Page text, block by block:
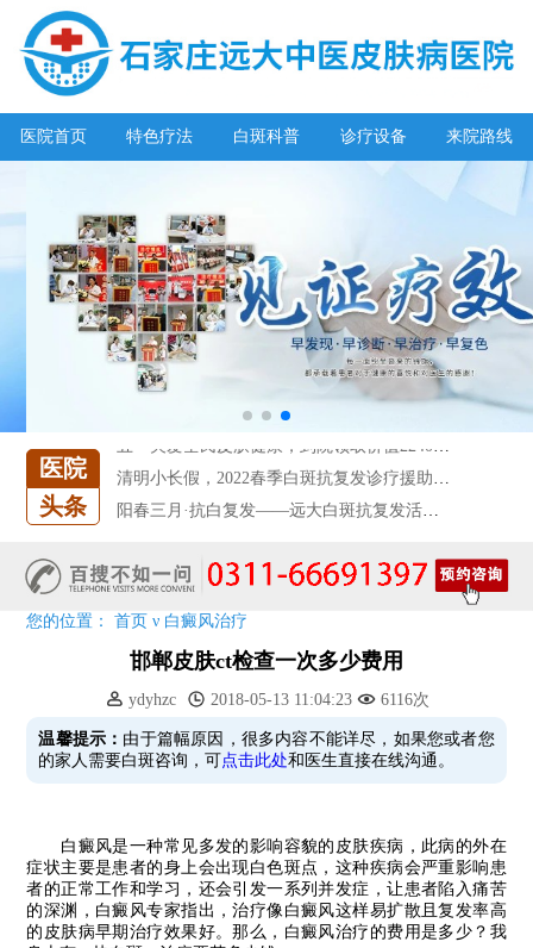
医院首页 特色疗法 白斑科普 诊疗设备 来院路线
医院
头条
阳春三月·抗白复发——远大白斑抗复发活动开启!
7天唤醒黑色素，寒假不留白 体面迎新年!
特邀原清华大学第一附属医院皮肤科主任28-29日来院会诊
预约从速!远大白转黑分享活动即将开幕!特邀北京专家来院坐诊!
恭贺伍德镜检查系统成功落户!暑期超强福利点击领取!
【世界白癜风日】白斑0元普查，更有多重福利千万别错过!
欢乐六一 “粽”享端午——彩绘童画世界 留住美丽瞬间
清明小长假，2022春季白斑抗复发诊疗援助活动开启!
阳春三月·抗白复发——远大白斑抗复发活动开启!
放寒假，祛白斑!7天唤醒黑色素!白斑强化诊疗进行中!
特邀原清华大学第一附属医院皮肤科主任28-29日来院会诊
您的位置：首页 ν 白癜风治疗
邯郸皮肤ct检查一次多少费用
ydyhzc 2018-05-13 11:04:23 6116次
温馨提示： 由于篇幅原因，很多内容不能详尽，如果您或者您
的家人需要白斑咨询，可点击此处和医生直接在线沟通。
白癜风是一种常见多发的影响容貌的皮肤疾病，此病的外在
症状主要是患者的身上会出现白色斑点，这种疾病会严重影响患
者的正常工作和学习，还会引发一系列并发症，让患者陷入痛苦
的深渊，白癜风专家指出，治疗像白癜风这样易扩散且复发率高
的皮肤病早期治疗效果好。那么，白癜风治疗的费用是多少？我